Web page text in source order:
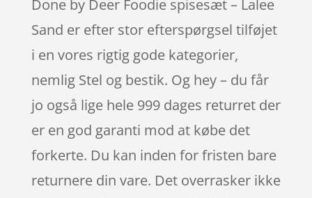
Done by Deer Foodie spisesæt – Lalee
Sand er efter stor efterspørgsel tilføjet
i en vores rigtig gode kategorier,
nemlig Stel og bestik. Og hey – du får
jo også lige hele 999 dages returret der
er en god garanti mod at købe det
forkerte. Du kan inden for fristen bare
returnere din vare. Det overrasker ikke